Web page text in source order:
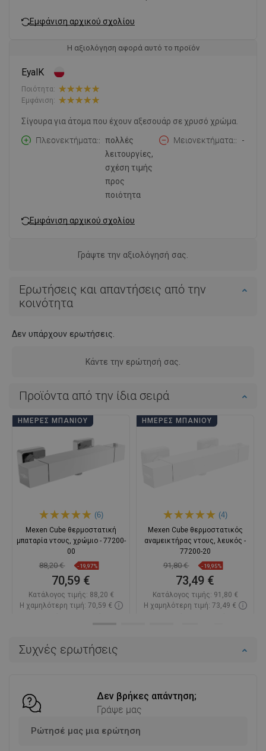
Συχνές ερωτήσεις
Δεν βρήκες απάντηση;
Γράψε μας
Ρώτησέ μας μια ερώτηση
Εμφάνιση αρχικού σχολίου
Η αξιολόγηση αφορά αυτό το προϊόν
EyalK
Ποιότητα:
Εμφάνιση:
Σίγουρα για άτομα που έχουν αξεσουάρ σε χρυσό χρώμα.
Πλεονεκτήματα:
πολλές
λειτουργίες,
σχέση τιμής
προς
ποιότητα
Μειονεκτήματα: -
Εμφάνιση αρχικού σχολίου
Γράψτε την αξιολόγησή σας.
Ερωτήσεις και απαντήσεις από την
κοινότητα
Δεν υπάρχουν ερωτήσεις.
Κάντε την ερώτησή σας.
Προϊόντα από την ίδια σειρά
ΗΜΈΡΕΣ ΜΠΆΝΙΟΥ
(6)
Mexen Cube θερμοστατική
μπαταρία ντους, χρώμιο - 77200-
00
88,20 € -19,97%
70,59 €
Κατάλογος τιμής: 88,20 €
Η χαμηλότερη τιμή: 70,59 €
ΗΜΈΡΕΣ ΜΠΆΝΙΟΥ
(4)
Mexen Cube θερμοστατικός
αναμεικτήρας ντους, λευκός -
77200-20
91,80 € -19,95%
73,49 €
Κατάλογος τιμής: 91,80 €
Η χαμηλότερη τιμή: 73,49 €